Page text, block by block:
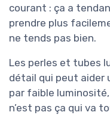
courant : ça a
prendre plus
ne tends pas bien.
Les perles et tubes
détail qui peut aider
par faible
n’est pas ça qui va